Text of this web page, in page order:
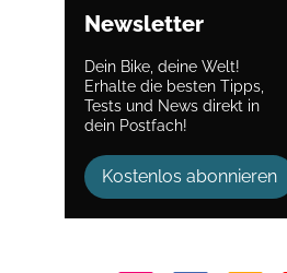
Newsletter
Dein Bike, deine Welt!
Erhalte die besten Tipps,
Tests und News direkt in
dein Postfach!
Kostenlos abonnieren